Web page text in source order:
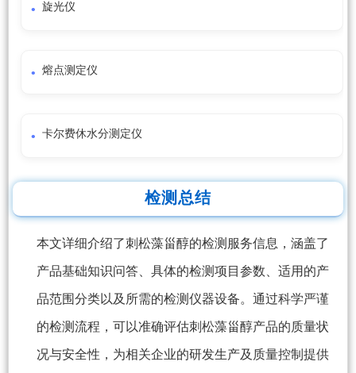
旋光仪
熔点测定仪
卡尔费休水分测定仪
检测总结
本文详细介绍了刺松藻甾醇的检测服务信息，涵盖了
产品基础知识问答、具体的检测项目参数、适用的产
品范围分类以及所需的检测仪器设备。通过科学严谨
的检测流程，可以准确评估刺松藻甾醇产品的质量状
况与安全性，为相关企业的研发生产及质量控制提供